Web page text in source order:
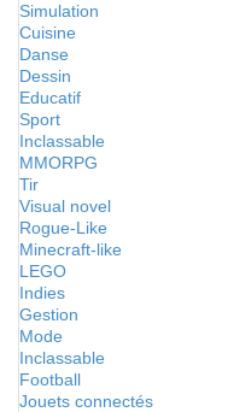
Simulation
Cuisine
Danse
Dessin
Educatif
Sport
Inclassable
MMORPG
Tir
Visual novel
Rogue-Like
Minecraft-like
LEGO
Indies
Gestion
Mode
Inclassable
Football
Jouets connectés